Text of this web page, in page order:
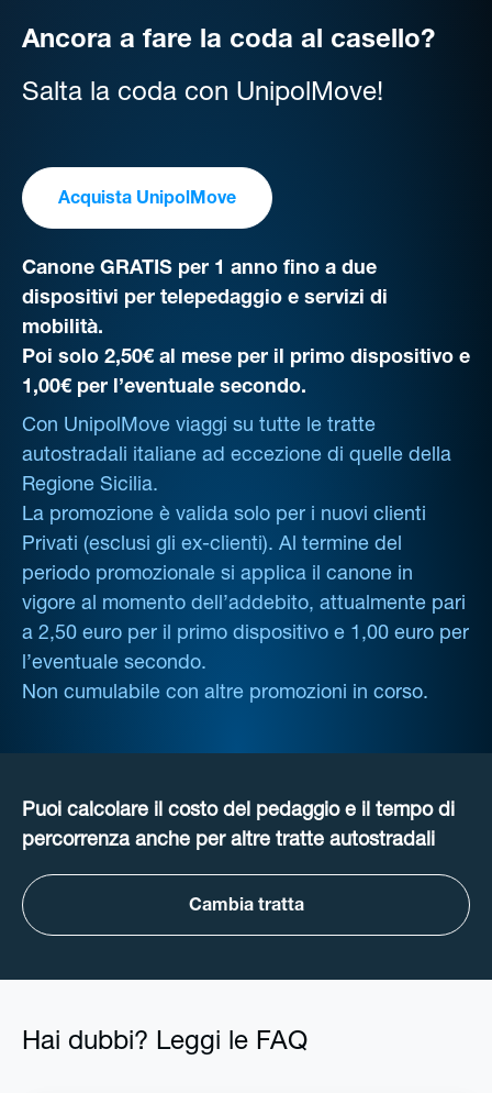
Ancora a fare la coda al casello?
Salta la coda con UnipolMove!
Acquista UnipolMove
Canone GRATIS per 1 anno fino a due
dispositivi per telepedaggio e servizi di
mobilità.
Poi solo 2,50€ al mese per il primo dispositivo e
1,00€ per l’eventuale secondo.
Con UnipolMove viaggi su tutte le tratte
autostradali italiane ad eccezione di quelle della
Regione Sicilia.
La promozione è valida solo per i nuovi clienti
Privati (esclusi gli ex-clienti). Al termine del
periodo promozionale si applica il canone in
vigore al momento dell’addebito, attualmente pari
a 2,50 euro per il primo dispositivo e 1,00 euro per
l’eventuale secondo.
Non cumulabile con altre promozioni in corso.
Puoi calcolare il costo del pedaggio e il tempo di
percorrenza anche per altre tratte autostradali
Cambia tratta
Hai dubbi? Leggi le FAQ